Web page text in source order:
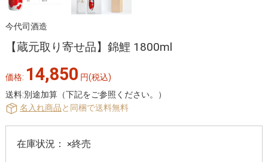
今代司酒造
【蔵元取り寄せ品】錦鯉 1800ml
価格: 14,850 円(税込)
送料:別途加算（下記をご参照ください。）
名入れ商品と同梱で送料無料
在庫状況： ×終売